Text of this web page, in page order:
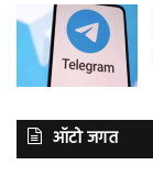
ऑटो जगत